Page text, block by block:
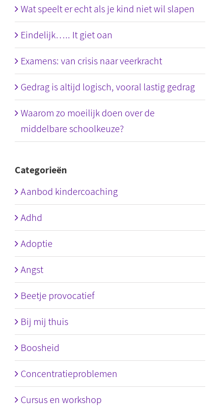
Wat speelt er echt als je kind niet wil slapen
Eindelijk….. It giet oan
Examens: van crisis naar veerkracht
Gedrag is altijd logisch, vooral lastig gedrag
Waarom zo moeilijk doen over de
middelbare schoolkeuze?
Categorieën
Aanbod kindercoaching
Adhd
Adoptie
Angst
Beetje provocatief
Bij mij thuis
Boosheid
Concentratieproblemen
Cursus en workshop